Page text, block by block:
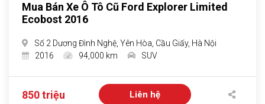
Mua Bán Xe Ô Tô Cũ Ford Explorer Limited
Ecobost 2016
Số 2 Dương Đình Nghệ, Yên Hòa, Cầu Giấy, Hà Nội
2016
94,000 km SUV
850 triệu Liên hệ